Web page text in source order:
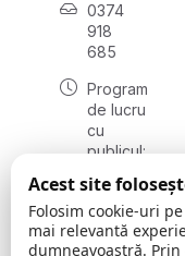
0374
918
685
Program
de lucru
cu
publicul:
08:00 -
16:30
, vineri:
Acest site
Folosim cookie-uri
mai relevantă
dumneavoastră.